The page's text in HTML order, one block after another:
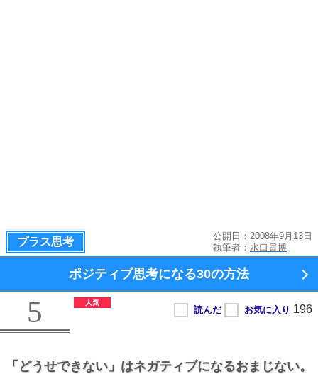
プラス思考
公開日：2008年9月13日
執筆者： 水口貴博
ポジティブ思考になる30の方法
5
「どうせできない」はネガティブになるおまじない。